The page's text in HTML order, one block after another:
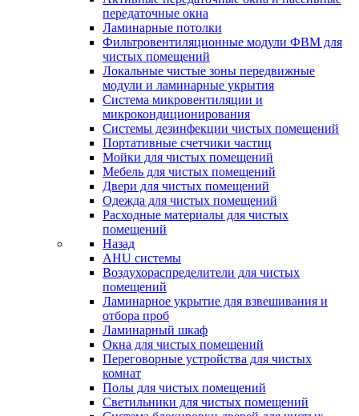
передаточные окна
Ламинарные потолки
Фильтровентиляционные модули ФВМ для
чистых помещений
Локальные чистые зоны передвижные
модули и ламинарные укрытия
Система микровентиляции и
микрокондиционирования
Системы дезинфекции чистых помещений
Портативные счетчики частиц
Мойки для чистых помещений
Мебель для чистых помещений
Двери для чистых помещений
Одежда для чистых помещений
Расходные материалы для чистых
помещений
Назад
AHU системы
Воздухораспределители для чистых
помещений
Ламинарное укрытие для взвешивания и
отбора проб
Ламинарный шкаф
Окна для чистых помещений
Переговорные устройства для чистых
комнат
Полы для чистых помещений
Светильники для чистых помещений